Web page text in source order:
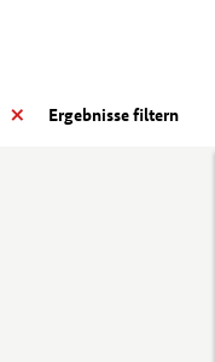
Ergebnisse filtern